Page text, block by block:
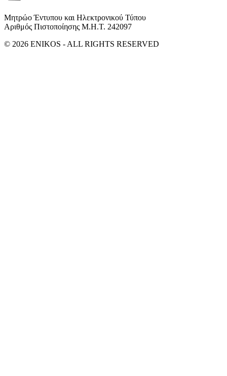
Μητρώο Έντυπου και Ηλεκτρονικού Τύπου
Αριθμός Πιστοποίησης Μ.Η.Τ. 242097
© 2026 ENIKOS - ALL RIGHTS RESERVED